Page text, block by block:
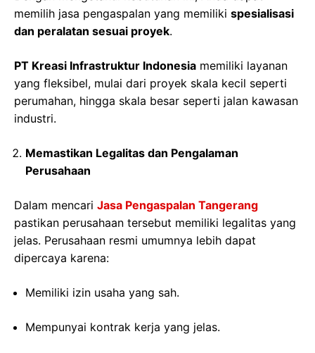
memilih jasa pengaspalan yang memiliki spesialisasi
dan peralatan sesuai proyek.
PT Kreasi Infrastruktur Indonesia memiliki layanan
yang fleksibel, mulai dari proyek skala kecil seperti
perumahan, hingga skala besar seperti jalan kawasan
industri.
Memastikan Legalitas dan Pengalaman
Perusahaan
Dalam mencari Jasa Pengaspalan Tangerang
pastikan perusahaan tersebut memiliki legalitas yang
jelas. Perusahaan resmi umumnya lebih dapat
dipercaya karena:
Memiliki izin usaha yang sah.
Mempunyai kontrak kerja yang jelas.